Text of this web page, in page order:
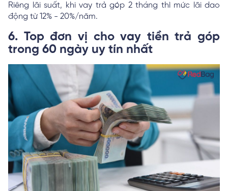
Riêng lãi suất, khi vay trả góp 2 tháng thì mức lãi dao
động từ 12% - 20%/năm.
6. Top đơn vị cho vay tiền trả góp
trong 60 ngày uy tín nhất